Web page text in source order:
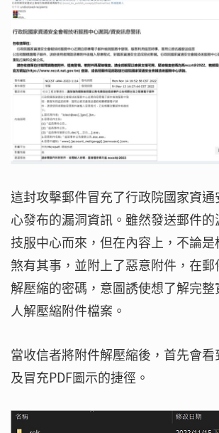
這封攻擊郵件冒充了行政院國家資
心發布的漏洞資訊。雖然發送郵件
技服中心而來，但在內容上，不論
煞有其事，並附上了惡意附件，在
解壓縮的密碼，意圖誘使想了解完
人解壓縮附件檔案。
當收信者將附件解壓縮後，首先會看
及冒充PDF圖示的捷徑。